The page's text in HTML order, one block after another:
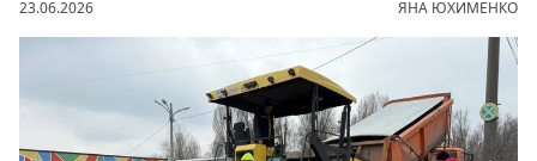
23.06.2026 ЯНА ЮХИМЕНКО